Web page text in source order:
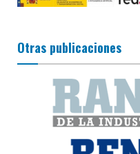
Otras publicaciones